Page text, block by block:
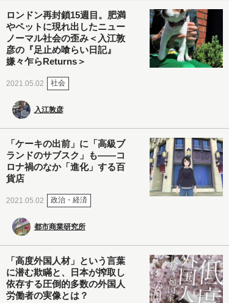
ロンドン再封鎖15週目。肥満
やペットに現れ出したニュー
ノーマル社会の歪み＜入江敦
彦の『足止め喰らい日記』
嫌々乍らReturns＞
2021.05.02 社会
入江敦彦
「ケーキの出前」に「高級ブ
ランドのサブスク」も――コ
ロナ禍のなか「進化」する百
貨店
2021.05.02 政治・経済
都市商業研究所
「高度外国人材」という言葉
に潜む欺瞞と、日本が搾取し
依存する圧倒的多数の外国人
労働者の実像とは？